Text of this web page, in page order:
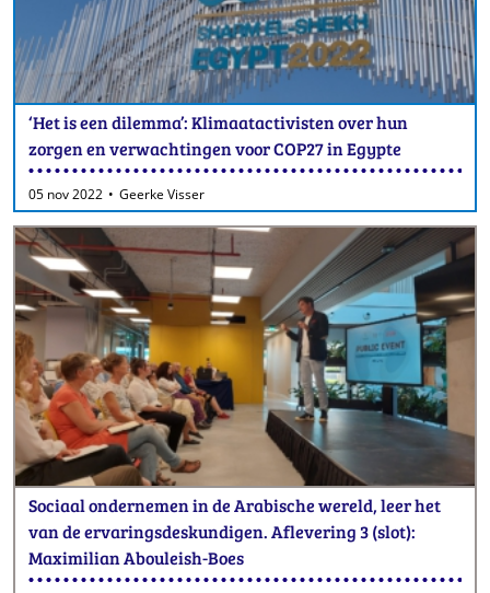
‘Het is een dilemma’: Klimaatactivisten over hun
zorgen en verwachtingen voor COP27 in Egypte
05 nov 2022 Geerke Visser
Sociaal ondernemen in de Arabische wereld, leer het
van de ervaringsdeskundigen. Aflevering 3 (slot):
Maximilian Abouleish-Boes